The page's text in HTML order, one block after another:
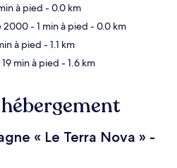
à pied - 0.0 km
2000- 1 min à pied - 0.0 km
à pied - 1.1 km
min à pied - 1.6 km
« Le Terra Nova » -